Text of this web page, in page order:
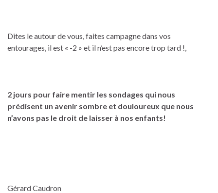
Dites le autour de vous, faites campagne dans vos
entourages, il est « -2 » et il n’est pas encore trop tard !,
2 jours pour faire mentir les sondages qui nous
prédisent un avenir sombre et douloureux que nous
n’avons pas le droit de laisser à nos enfants!
Gérard Caudron